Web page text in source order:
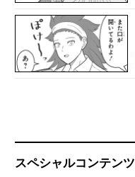
スペシャルコンテンツ